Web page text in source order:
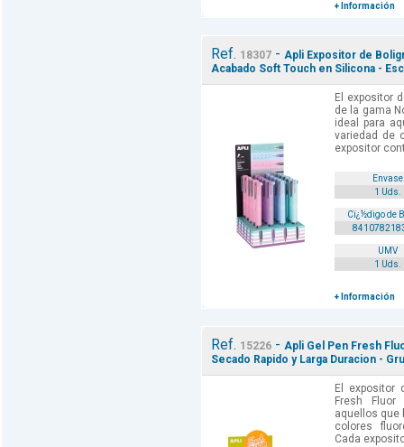
+ Información
Ref. 18307- Apli Expositor de
Acabado Soft Touch en Silicona -
El expositor
de la gama
ideal para
variedad de
expositor
Envase
1 Uds.
Cï¿½digo de
UMV
1 Uds.
+ Información
Ref. 15226- Apli Gel Pen Fresh
Secado Rapido y Larga Duracion -
El expositor
Fresh
aquellos que
colores
Cada